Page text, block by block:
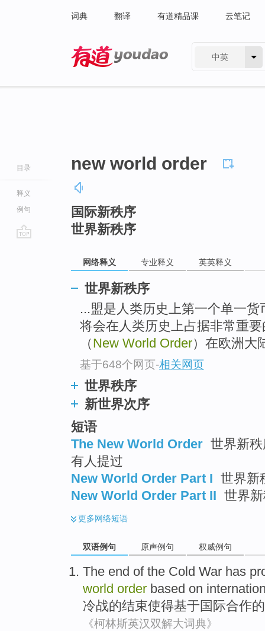
词典 翻译 有道精品课 云笔记
中英
目录
释义
例句
new world order
国际新秩序
世界新秩序
网络释义 专业释义 英英释义
世界新秩序
...盟是人类历史上第一个单一
将会在人类历史上占据非常重
（New World Order）在欧洲大
基于648个网页-相关网页
世界秩序
新世界次序
短语
The New World Order 世界新
有人提过
New World Order Part I 世界新
New World Order Part II 世界
更多网络短语
双语例句 原声例句 权威例句
The end ofthe Cold War has
world order based on
冷战的结束使得基于国际合作的
《柯林斯英汉双解大词典》